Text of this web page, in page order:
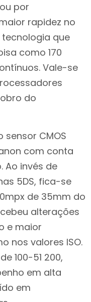
por
rapidez no
tecnologia que
como 170
Vale-se
do
CMOS
com conta
Ao invés de
5DS, fica-se
de 35mm do
alterações
e maior
nos valores ISO.
100-51 200,
em alta
em